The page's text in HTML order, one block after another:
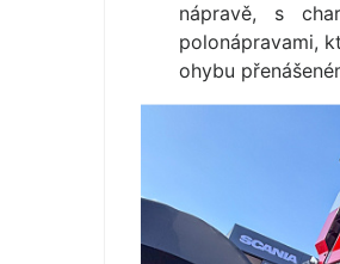
nápravě, s
polonápravami,
ohybu